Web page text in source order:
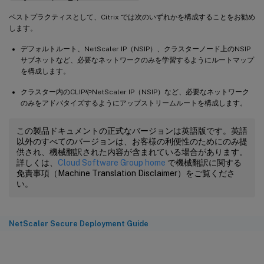
ベストプラクティスとして、Citrix では次のいずれかを構成することをお勧め
します。
デフォルトルート、NetScaler IP（NSIP）、クラスターノード上のNSIP
サブネットなど、必要なネットワークのみを学習するようにルートマップ
を構成します。
クラスター内のCLIPやNetScaler IP（NSIP）など、必要なネットワーク
のみをアドバタイズするようにアップストリームルートを構成します。
この製品ドキュメントの正式なバージョンは英語版です。英語
以外のすべてのバージョンは、お客様の利便性のためにのみ提
供され、機械翻訳された内容が含まれている場合があります。
詳しくは、 Cloud Software Group home で機械翻訳に関する
免責事項（Machine Translation Disclaimer）をご覧くださ
い。
NetScaler Secure Deployment Guide